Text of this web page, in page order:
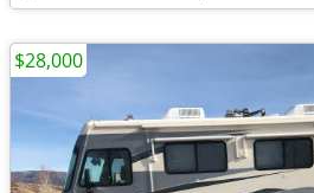
$28,000